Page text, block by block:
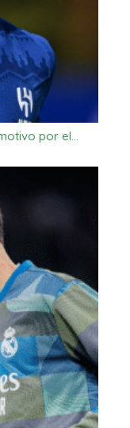
por el…